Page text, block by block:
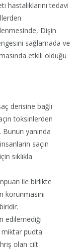
tedavi
Dişin
sağlamada ve
etkili olduğu
derisine bağlı
toksinlerden
Bunun yanında
saçın
sıklıkla
ile birlikte
korunmasını
edilemediği
miktar pudta
olan cilt